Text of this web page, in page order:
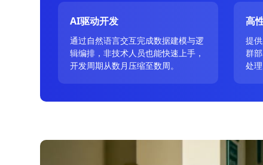
AI驱动开发
通过自然语言交互完成数据建模与逻
辑编排，非技术人员也能快速上手，
开发周期从数月压缩至数周。
高
提
群
处理